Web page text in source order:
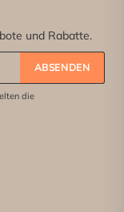
und Rabatte.
ABSENDEN
die